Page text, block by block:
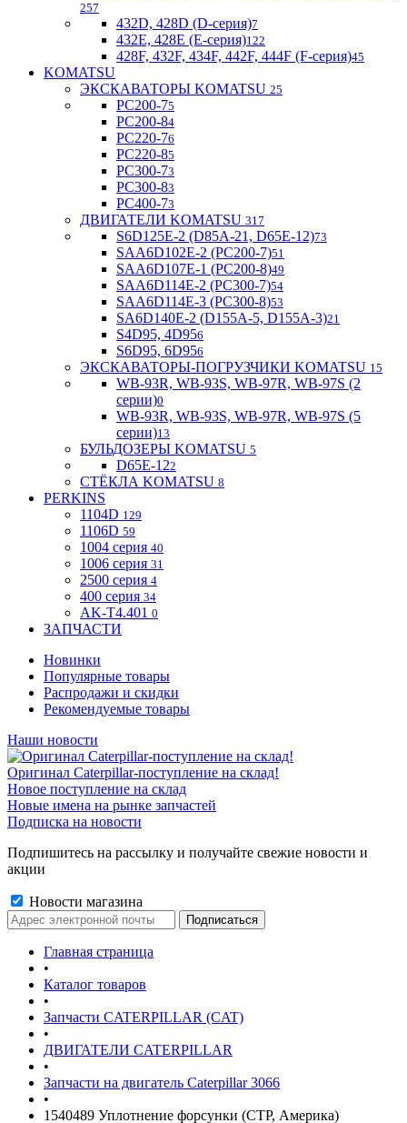
257
432D, 428D (D-серия)7
432E, 428E (E-серия)122
428F, 432F, 434F, 442F, 444F (F-серия)45
KOMATSU
ЭКСКАВАТОРЫ KOMATSU 25
PC200-75
PC200-84
PC220-76
PC220-85
PC300-73
PC300-83
PC400-73
ДВИГАТЕЛИ KOMATSU 317
S6D125E-2 (D85A-21, D65E-12)73
SAA6D102E-2 (PC200-7)51
SAA6D107E-1 (PC200-8)49
SAA6D114E-2 (PC300-7)54
SAA6D114E-3 (PC300-8)53
SA6D140E-2 (D155A-5, D155A-3)21
S4D95, 4D956
S6D95, 6D956
ЭКСКАВАТОРЫ-ПОГРУЗЧИКИ KOMATSU 15
WB-93R, WB-93S, WB-97R, WB-97S (2
серии)0
WB-93R, WB-93S, WB-97R, WB-97S (5
серии)13
БУЛЬДОЗЕРЫ KOMATSU 5
D65E-122
СТЁКЛА KOMATSU 8
PERKINS
1104D 129
1106D 59
1004 серия 40
1006 серия 31
2500 серия 4
400 серия 34
AK-T4.401 0
ЗАПЧАСТИ
Новинки
Популярные товары
Распродажи и скидки
Рекомендуемые товары
Наши новости
Оригинал Caterpillar-поступление на склад!
Новое поступление на склад
Новые имена на рынке запчастей
Подписка на новости
Подпишитесь на рассылку и получайте свежие новости и
акции
Новости магазина
Главная страница
•
Каталог товаров
•
Запчасти CATERPILLAR (CAT)
•
ДВИГАТЕЛИ CATERPILLAR
•
Запчасти на двигатель Caterpillar 3066
•
1540489 Уплотнение форсунки (CTP, Америка)